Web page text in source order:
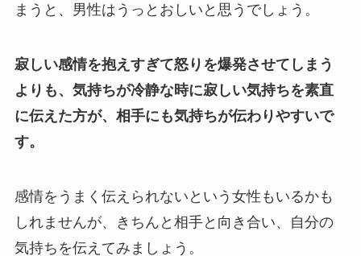
まうと、男性はうっとおしいと思うでしょう。
寂しい感情を抱えすぎて怒りを爆発させてしまう
よりも、気持ちが冷静な時に寂しい気持ちを素直
に伝えた方が、相手にも気持ちが伝わりやすいで
す。
感情をうまく伝えられないという女性もいるかも
しれませんが、きちんと相手と向き合い、自分の
気持ちを伝えてみましょう。